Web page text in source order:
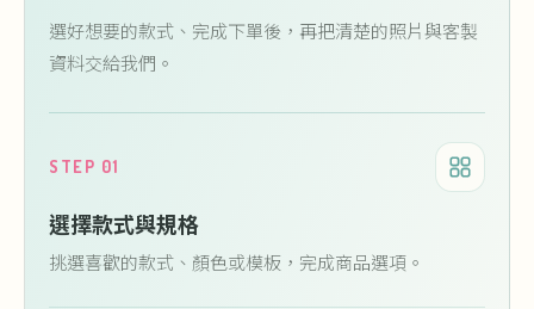
選好想要的款式、完成下單後，再把清楚的照片與客製
資料交給我們。
STEP 01
選擇款式與規格
挑選喜歡的款式、顏色或模板，完成商品選項。